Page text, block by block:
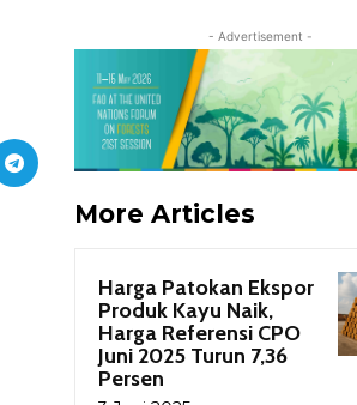
- Advertisement -
More Articles
Harga Patokan Ekspor
Produk Kayu Naik,
Harga Referensi CPO
Juni 2025 Turun 7,36
Persen